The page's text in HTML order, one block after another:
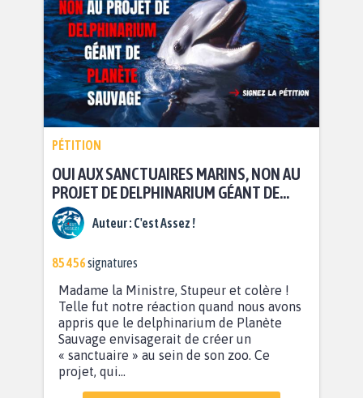
PÉTITION
OUI AUX SANCTUAIRES MARINS, NON AU
PROJET DE DELPHINARIUM GÉANT DE
PLANÈTE SAUVAGE !
Auteur : C'est Assez !
85 456signatures
Madame la Ministre, Stupeur et colère !
Telle fut notre réaction quand nous avons
appris que le delphinarium de Planète
Sauvage envisagerait de créer un
« sanctuaire » au sein de son zoo. Ce
projet, qui...